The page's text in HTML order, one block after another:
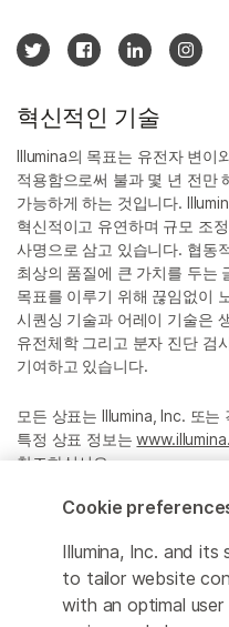
혁신적인 기술
Illumina의 목표는 유전자 변이
적용함으로써 불과 몇 년 전만
가능하게 하는 것입니다.
혁신적이고 유연하며 규모 조
사명으로 삼고 있습니다. 협동
최상의 품질에 큰 가치를 두는
목표를 이루기 위해 끊임없이
시퀀싱 기술과 어레이 기술은
유전체학 그리고 분자 진단 검
기여하고 있습니다.
모든 상표는 Illumina, Inc. 또는
특정 상표 정보는
참조하십시오.
Privacy Policy
Cookie
Illumina, Inc. and its
to tailor website
with an optimal user